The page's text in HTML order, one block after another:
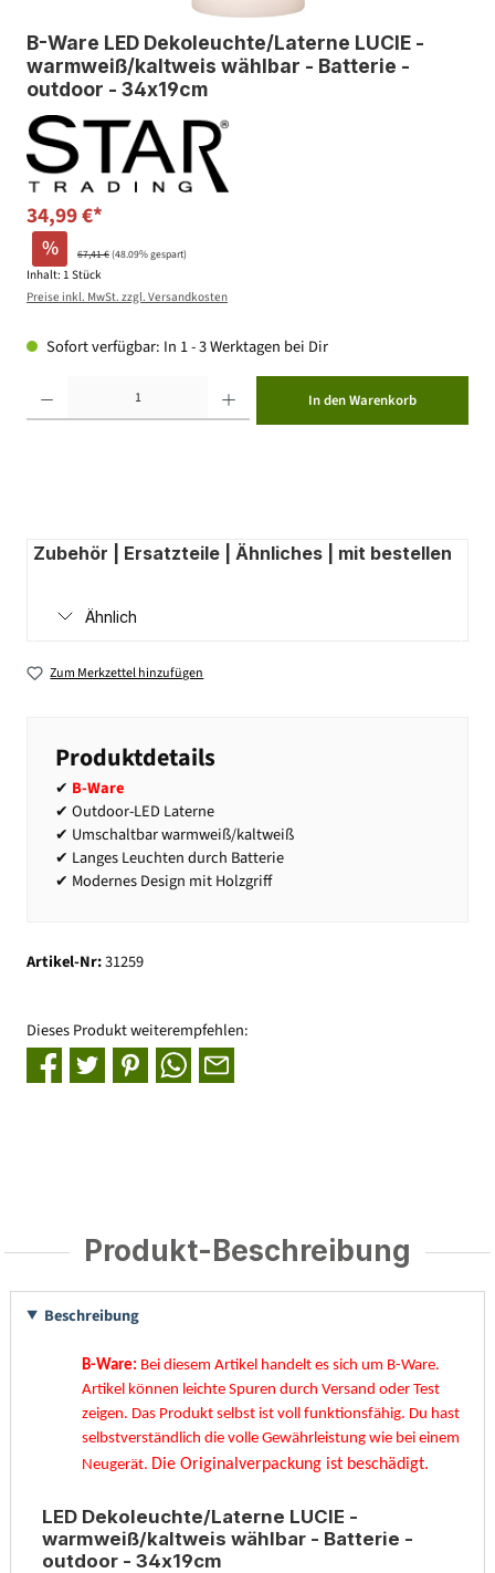
B-Ware LED Dekoleuchte/Laterne LUCIE -
warmweiß/kaltweis wählbar - Batterie -
outdoor - 34x19cm
34,99 €*
% 67,41 €(48.09% gespart)
Inhalt: 1 Stück
Preise inkl. MwSt. zzgl. Versandkosten
Sofort verfügbar: In 1 - 3 Werktagen bei Dir
In den Warenkorb
Zubehör | Ersatzteile | Ähnliches | mit bestellen
Ähnlich
Zum Merkzettel hinzufügen
Produktdetails
✔ B-Ware
✔ Outdoor-LED Laterne
✔ Umschaltbar warmweiß/kaltweiß
✔ Langes Leuchten durch Batterie
✔ Modernes Design mit Holzgriff
Artikel-Nr:31259
Dieses Produkt weiterempfehlen:
Produkt-Beschreibung
Beschreibung
B-Ware: Bei diesem Artikel handelt es sich um B-Ware.
Artikel können leichte Spuren durch Versand oder Test
zeigen. Das Produkt selbst ist voll funktionsfähig. Du hast
selbstverständlich die volle Gewährleistung wie bei einem
Neugerät. Die Originalverpackung ist beschädigt.
LED Dekoleuchte/Laterne LUCIE -
warmweiß/kaltweis wählbar - Batterie -
outdoor - 34x19cm